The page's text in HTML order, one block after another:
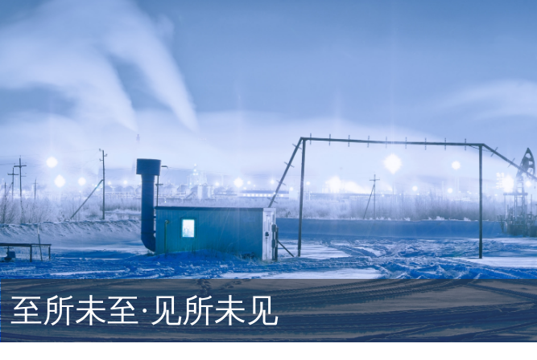
至所未至·见所未见